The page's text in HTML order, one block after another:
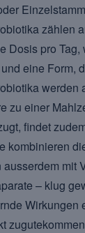
zählen
Dosis pro Tag,
eine Form,
werden
zu einer
findet
kombinieren
mit
– klug
Wirkungen